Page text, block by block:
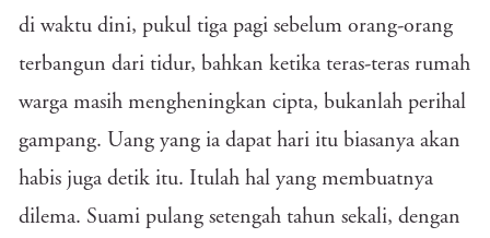
di waktu dini, pukul tiga pagi sebelum orang-orang
terbangun dari tidur, bahkan ketika teras-teras rumah
warga masih mengheningkan cipta, bukanlah perihal
gampang. Uang yang ia dapat hari itu biasanya akan
habis juga detik itu. Itulah hal yang membuatnya
dilema. Suami pulang setengah tahun sekali, dengan